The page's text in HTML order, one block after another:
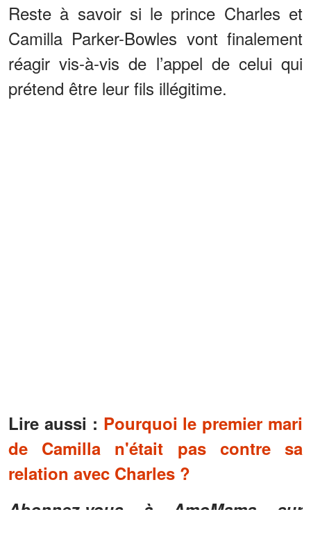
Reste à savoir si le prince Charles et
Camilla Parker-Bowles vont finalement
réagir vis-à-vis de l’appel de celui qui
prétend être leur fils illégitime.
Lire aussi : Pourquoi le premier mari
de Camilla n'était pas contre sa
relation avec Charles ?
Abonnez-vous à AmoMama sur